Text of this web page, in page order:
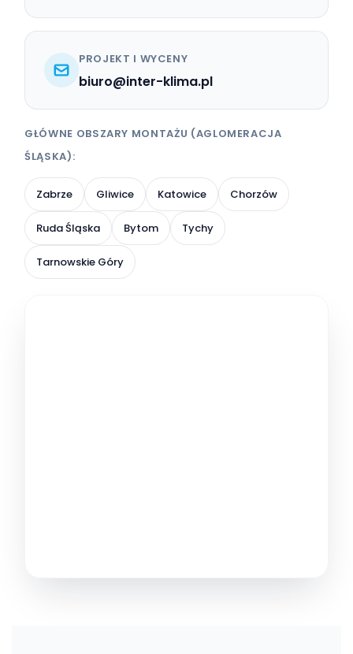
PROJEKT I WYCENY
biuro@inter-klima.pl
GŁÓWNE OBSZARY MONTAŻU (AGLOMERACJA
ŚLĄSKA):
Zabrze Gliwice Katowice Chorzów
Ruda Śląska Bytom Tychy
Tarnowskie Góry